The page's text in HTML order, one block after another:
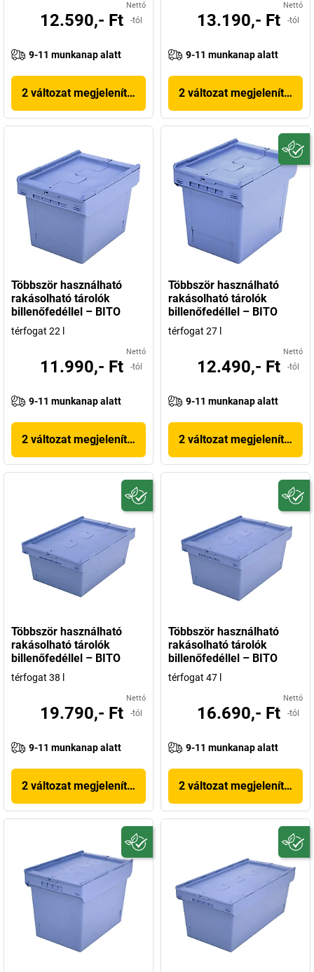
Nettó
12.590,- Ft -tól
9-11 munkanap alatt
2 változat megjelenítése
Nettó
13.190,- Ft -tól
9-11 munkanap alatt
2 változat megjelenítése
Többször használható
rakásolható tárolók
billenőfedéllel – BITO
térfogat 22 l
Nettó
11.990,- Ft -tól
9-11 munkanap alatt
2 változat megjelenítése
Többször használható
rakásolható tárolók
billenőfedéllel – BITO
térfogat 27 l
Nettó
12.490,- Ft -tól
9-11 munkanap alatt
2 változat megjelenítése
Többször használható
rakásolható tárolók
billenőfedéllel – BITO
térfogat 38 l
Nettó
19.790,- Ft -tól
9-11 munkanap alatt
2 változat megjelenítése
Többször használható
rakásolható tárolók
billenőfedéllel – BITO
térfogat 47 l
Nettó
16.690,- Ft -tól
9-11 munkanap alatt
2 változat megjelenítése